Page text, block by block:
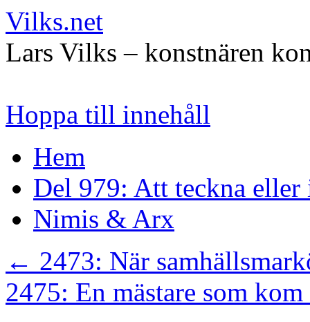
Vilks.net
Lars Vilks – konstnären
Hoppa till innehåll
Hem
Del 979: Att teckna eller
Nimis & Arx
← 2473: När
2475: En mästare som